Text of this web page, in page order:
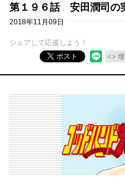
第１９６話 安田潤司の
2018年11月09日
シェアして応援しよう！
ポスト